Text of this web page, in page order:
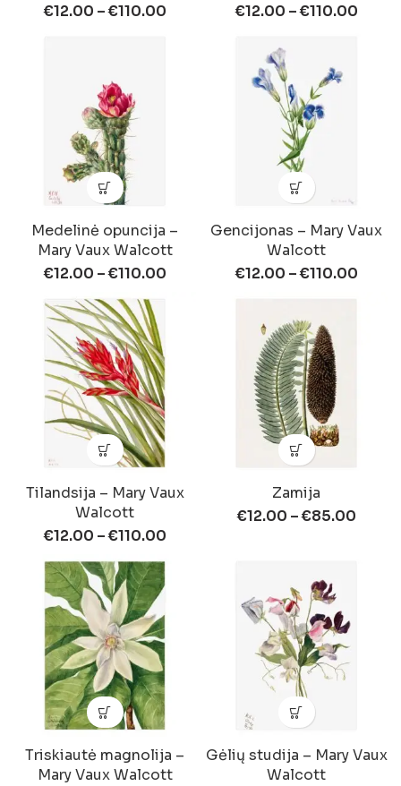
€12.00 –€110.00 €12.00 –€110.00
Medelinė opuncija –
Mary Vaux Walcott
€12.00 –€110.00
Gencijonas – Mary Vaux
Walcott
€12.00 –€110.00
Tilandsija – Mary Vaux
Walcott
€12.00 –€110.00
Zamija
€12.00 –€85.00
Triskiautė magnolija –
Mary Vaux Walcott
Gėlių studija – Mary Vaux
Walcott